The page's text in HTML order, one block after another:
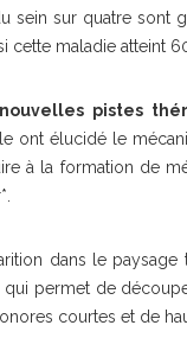
sein sur quatre
cette maladie atteint
pistes
ont élucidé le
à la formation de
dans le paysage
permet de
courtes et de